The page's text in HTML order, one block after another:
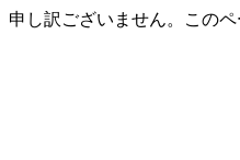
申し訳ございません。この